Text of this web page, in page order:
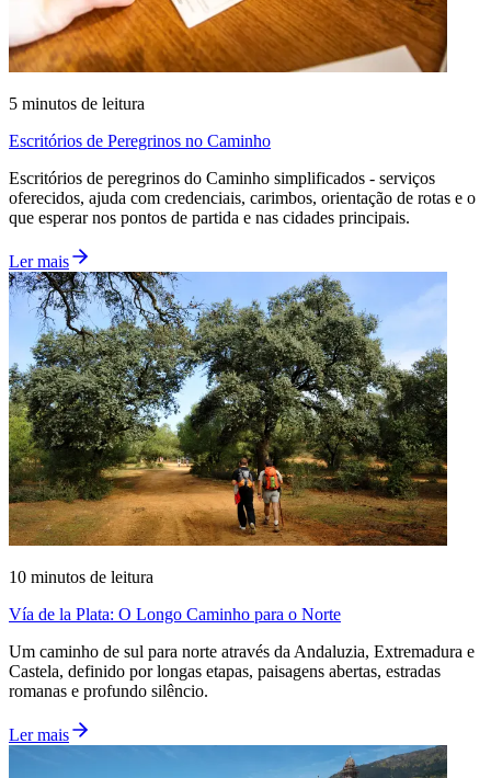
5 minutos de leitura
Escritórios de Peregrinos no Caminho
Escritórios de peregrinos do Caminho simplificados - serviços
oferecidos, ajuda com credenciais, carimbos, orientação de rotas e o
que esperar nos pontos de partida e nas cidades principais.
Ler mais
10 minutos de leitura
Vía de la Plata: O Longo Caminho para o Norte
Um caminho de sul para norte através da Andaluzia, Extremadura e
Castela, definido por longas etapas, paisagens abertas, estradas
romanas e profundo silêncio.
Ler mais